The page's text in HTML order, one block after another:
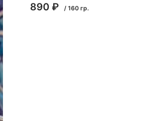
890 ₽ / 160 гр.